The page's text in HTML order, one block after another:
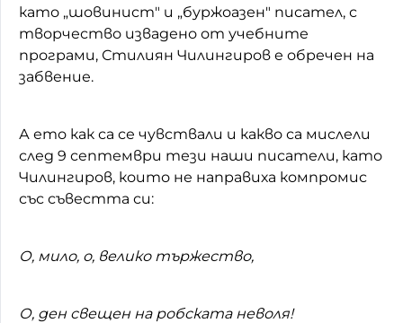
като „шовинист" и „буржоазен" писател, с
творчество извадено от учебните
програми, Стилиян Чилингиров е обречен на
забвение.
А ето как са се чувствали и какво са мислели
след 9 септември тези наши писатели, като
Чилингиров, които не направиха компромис
със съвестта си:
О, мило, о, велико тържество,
О, ден свещен на робската неволя!